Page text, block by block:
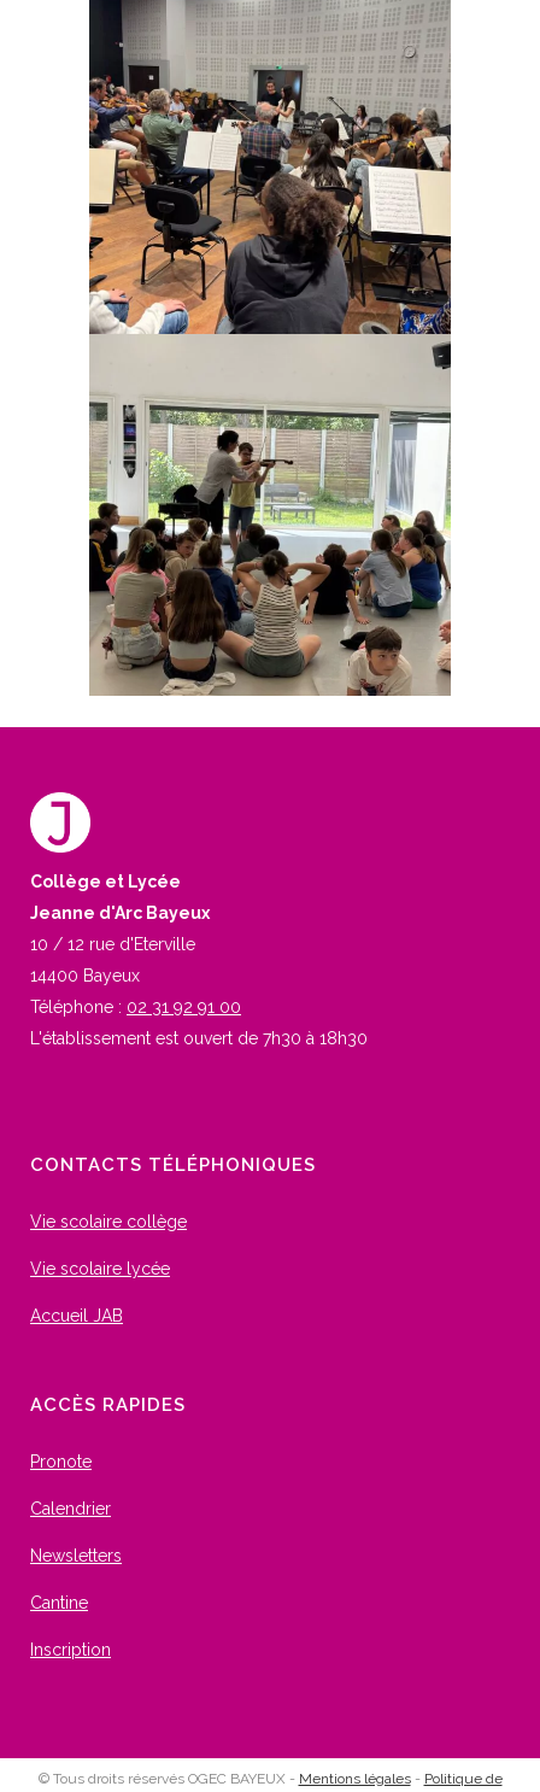
Collège et Lycée
Jeanne d'Arc Bayeux
10 / 12 rue d'Eterville
14400 Bayeux
Téléphone : 02 31 92 91 00
L'établissement est ouvert de 7h30 à 18h30
CONTACTS TÉLÉPHONIQUES
Vie scolaire collège
Vie scolaire lycée
Accueil JAB
ACCÈS RAPIDES
Pronote
Calendrier
Newsletters
Cantine
Inscription
© Tous droits réservés OGEC BAYEUX - Mentions légales- Politique de